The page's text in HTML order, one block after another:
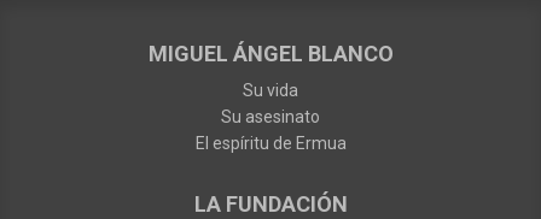
MIGUEL ÁNGEL BLANCO
Su vida
Su asesinato
El espíritu de Ermua
LA FUNDACIÓN